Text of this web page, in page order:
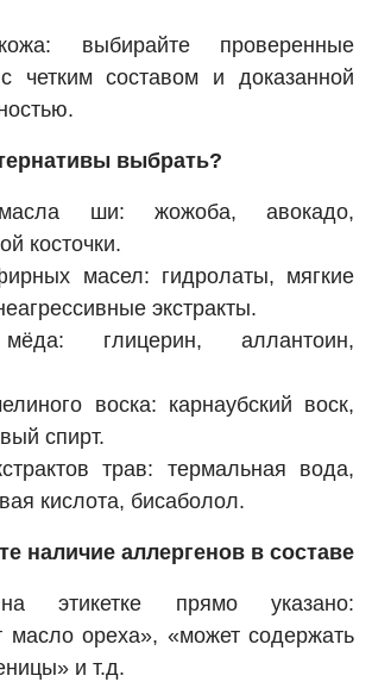
выбирайте проверенные
четким составом и доказанной
выбрать?
ши: жожоба, авокадо,
косточки.
масел: гидролаты, мягкие
экстракты.
глицерин, аллантоин,
воска: карнаубский воск,
спирт.
трав: термальная вода,
кислота, бисаболол.
наличие аллергенов в составе
этикетке прямо указано:
масло ореха», «может содержать
и т.д.